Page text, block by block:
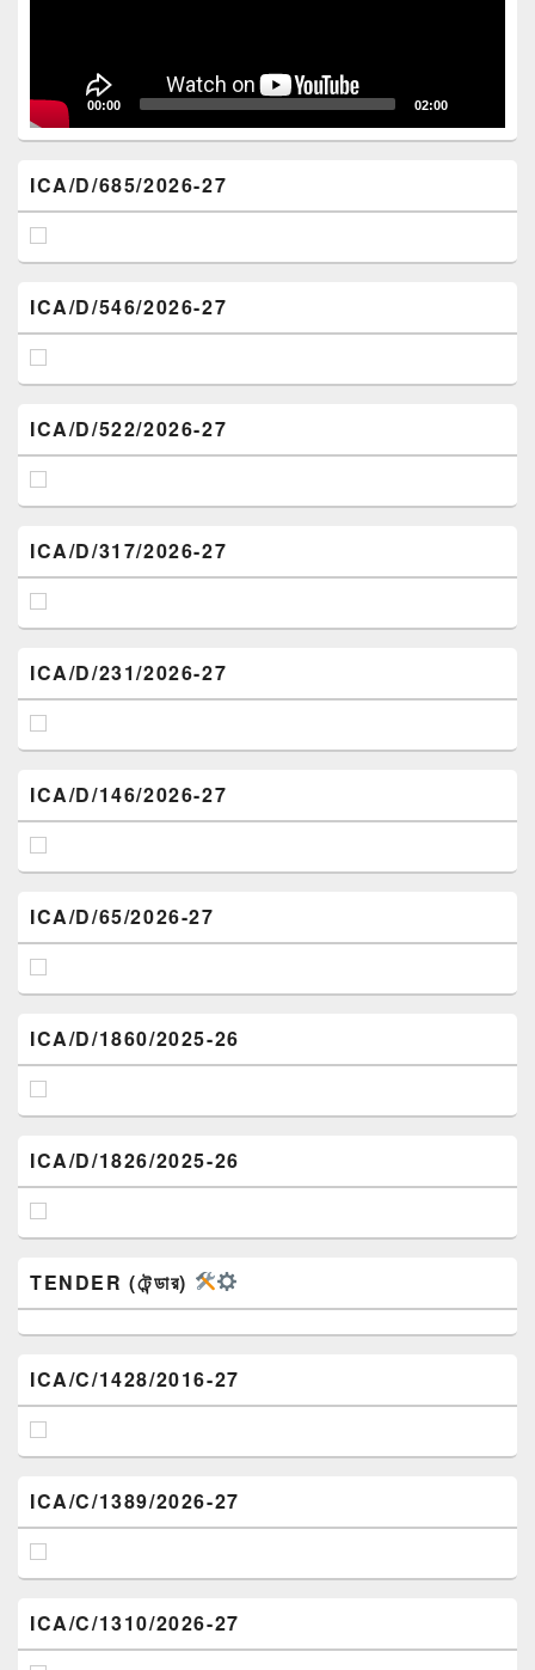
00:00 02:00
ICA/D/685/2026-27
ICA/D/546/2026-27
ICA/D/522/2026-27
ICA/D/317/2026-27
ICA/D/231/2026-27
ICA/D/146/2026-27
ICA/D/65/2026-27
ICA/D/1860/2025-26
ICA/D/1826/2025-26
TENDER (টেন্ডার)
ICA/C/1428/2016-27
ICA/C/1389/2026-27
ICA/C/1310/2026-27